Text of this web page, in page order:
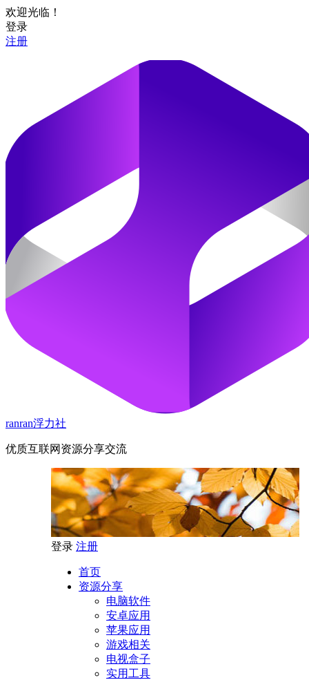
欢迎光临！
登录
注册
ranran浮力社
优质互联网资源分享交流
登录 注册
首页
资源分享
电脑软件
安卓应用
苹果应用
游戏相关
电视盒子
实用工具